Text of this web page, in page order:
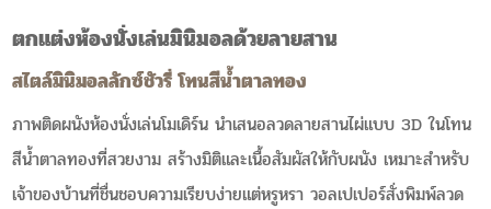
ตกแต่งห้องนั่งเล่นมินิมอลด้วยลายสาน
สไตล์มินิมอลลักซ์ชัวรี่ โทนสีน้ำตาลทอง
ภาพติดผนังห้องนั่งเล่นโมเดิร์น นำเสนอลวดลายสานไผ่แบบ 3D ในโทน
สีน้ำตาลทองที่สวยงาม สร้างมิติและเนื้อสัมผัสให้กับผนัง เหมาะสำหรับ
เจ้าของบ้านที่ชื่นชอบความเรียบง่ายแต่หรูหรา วอลเปเปอร์สั่งพิมพ์ลวด